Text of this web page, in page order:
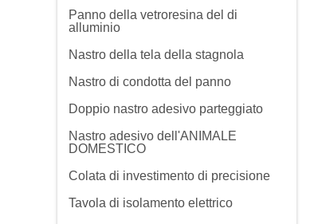
Panno della vetroresina del di
alluminio
Nastro della tela della stagnola
Nastro di condotta del panno
Doppio nastro adesivo parteggiato
Nastro adesivo dell'ANIMALE
DOMESTICO
Colata di investimento di precisione
Tavola di isolamento elettrico